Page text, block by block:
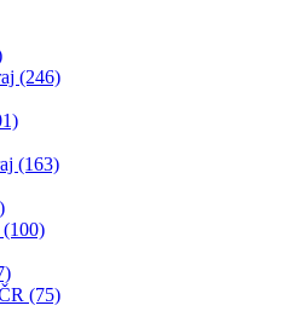
(246)
(163)
(100)
(75)